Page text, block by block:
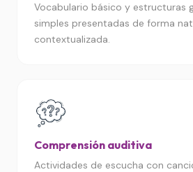
Vocabulario básico y estructuras
simples presentadas de forma
contextualizada.
Comprensión auditiva
Actividades de escucha con